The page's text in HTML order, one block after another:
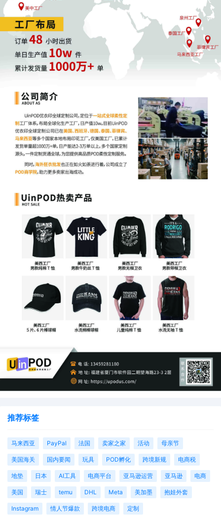
推荐标签
马来西亚 PayPal 法国 卖家之家 活动 母亲节
美国海关 国内要闻 玩具 POD孵化 跨境新规 电商税
地垫 日本 AI工具 电商平台 亚马逊运营 亚马逊 电商
美国 瑞士 temu DHL Meta 美加墨 抱娃外套
Instagram 情人节爆款 跨境电商 定制